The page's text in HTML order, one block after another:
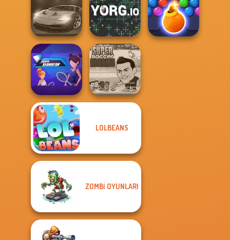
Kour.io
Stick Duel: Battle
Hero
Highway Cars
Traffic Racer
Night City Racing YORG.io
Power
Badminton
Super Soccer
LOLBEANS
ZOMBI OYUNLARI